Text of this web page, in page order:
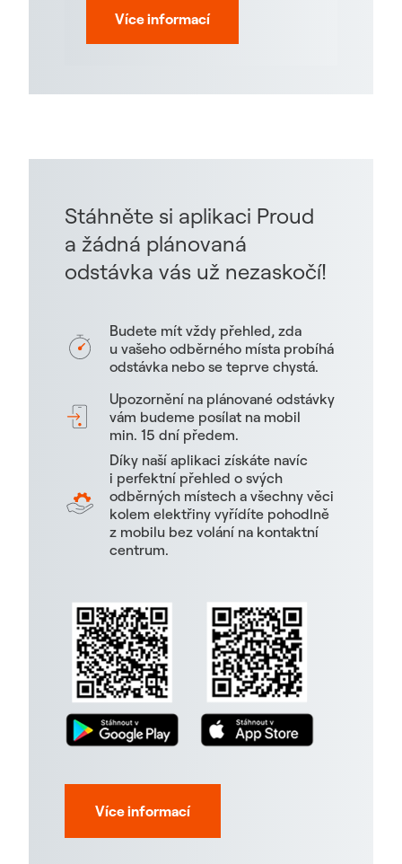
Více informací
Stáhněte si aplikaci Proud
a žádná plánovaná
odstávka vás už nezaskočí!
Budete mít vždy přehled, zda
u vašeho odběrného místa probíhá
odstávka nebo se teprve chystá.
Upozornění na plánované odstávky
vám budeme posílat na mobil
min. 15 dní předem.
Díky naší aplikaci získáte navíc
i perfektní přehled o svých
odběrných místech a všechny věci
kolem elektřiny vyřídíte pohodlně
z mobilu bez volání na kontaktní
centrum.
Více informací